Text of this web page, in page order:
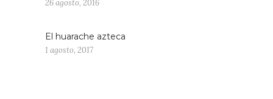
26 agosto, 2016
El huarache azteca
1 agosto, 2017